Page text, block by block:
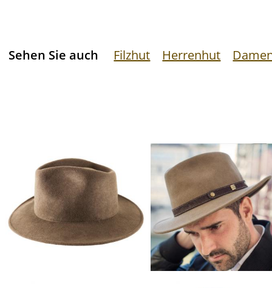
Sehen Sie auch Filzhut Herrenhut